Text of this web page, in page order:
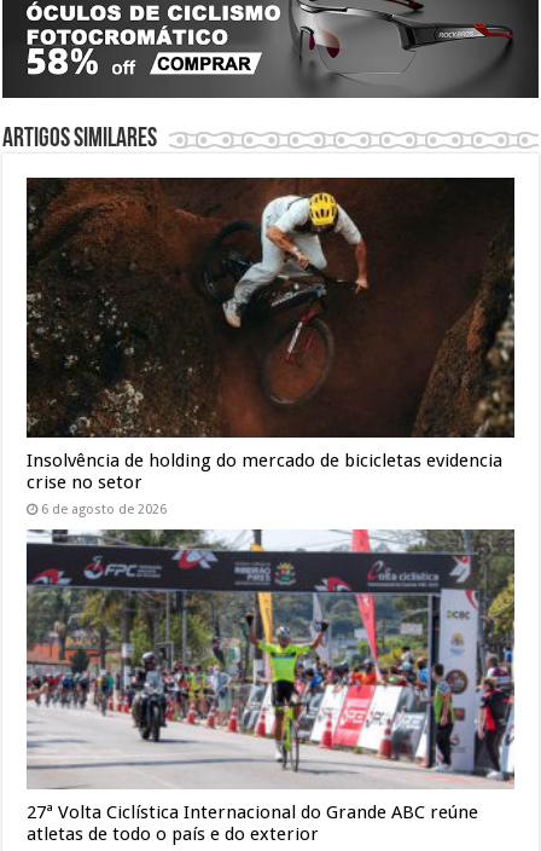
Artigos similares
Insolvência de holding do mercado de bicicletas evidencia
crise no setor
6 de agosto de 2026
27ª Volta Ciclística Internacional do Grande ABC reúne
atletas de todo o país e do exterior